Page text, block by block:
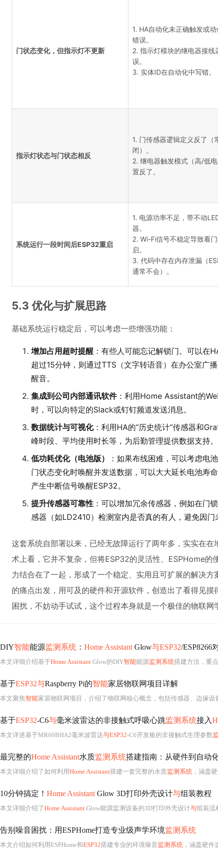
门状态变化，但指示灯不更新
1. HA自动化未正确触发或
错误。
2. 指示灯模块的继电器接线
误。
3. 实体ID在自动化中写错。
指示灯状态与门状态相反
1. 门传感器逻辑定义反了（
闭）。
2. 继电器触发模式（高/低
置反了。
系统运行一段时间后ESP32重启
1. 电源功率不足，带不动
器。
2. Wi-Fi信号不稳定导致看
启。
3. 代码中存在内存泄漏（
通常不会）。
5.3 优化与扩展思路
基础系统运行稳定后，可以考虑一些增强功能：
增加占用超时提醒 ：有些人可能忘记解锁门。可以在
超过15分钟，则通过TTS（文字转语音）在办公室广
醒音。
集成到公司内部通讯软件：利用Home Assistant的
时，可以向特定的Slack或钉钉频道发送消息。
数据统计与可视化：利用HA的“历史统计”传感器和
峰时段、平均使用时长等，为后勤管理提供数据支持。
低功耗优化（电池版）
：如果布线困难，可以考虑电
门状态变化时唤醒并发送数据，可以大大延长电池寿
产生中断信号唤醒ESP32。
提升传感器可靠性 ：可以增加冗余传感器，例如在门
感器（如LD2410）检测室内是否真的有人，避免因
这套系统自部署以来，已经无故障运行了两年多，实实在
术上看，它并不复杂，但将ESP32的灵活性、ESPHome
力结合在了一起，形成了一个稳定、实用且可扩展的解决
的痛点出发，用可及的硬件和开源软件，创造出了看得见
困扰，不妨动手试试，这个过程本身就是一个极佳的物联网
DIY智能能源监测系统 ： Home Assistant Glow与ESP32/ESP8266
本文详细介绍基于Home Assistant Glow的DIY智能能源监测系统搭建方法，重
基于ESP32与Raspberry Pi的智能家居物联网项目详解
本文聚焦智能家居物联网项目，介绍了物联网核心概念，包括传感器、边缘设
基于ESP32-C6与毫米波雷达的非接触式呼吸心跳监测系统接入
本文详述基于MR60BHA2毫米波雷达与ESP32-C6开发板的非接触式生理参数
最完整的Home Assistant水质监测系统搭建指南：从硬件到自动
本文详细介绍了如何利用Home Assistant搭建一套完整的水质监测系统 ，涵盖硬件选择、
10分钟搞定！ Home Assistant Glow 3D打印外壳设计与组装教程
本文详细介绍了Home Assistant Glow能源监测设备的3D打印外壳设计与组装流
告别噪音困扰：用ESPHome打造专业级声学环境监测系统
本文介绍如何利用ESPHome和ESP32搭建专业的环境噪音监测系统 ，涵盖硬